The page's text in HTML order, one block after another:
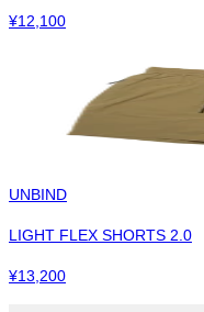
¥12,100
UNBIND
LIGHT FLEX SHORTS 2.0
¥13,200